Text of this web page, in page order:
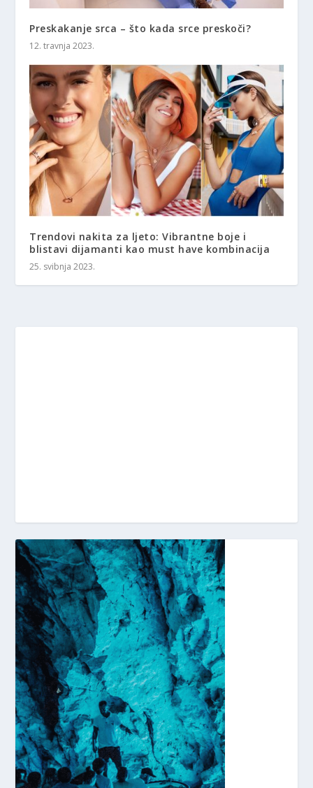
Preskakanje srca – što kada srce preskoči?
12. travnja 2023.
Trendovi nakita za ljeto: Vibrantne boje i
blistavi dijamanti kao must have kombinacija
25. svibnja 2023.